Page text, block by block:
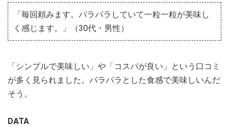
「毎回頼みます。パラパラしていて一粒一粒が美味し
く感じます。」（30代・男性）
「シンプルで美味しい」や「コスパが良い」という口コミ
が多く見られました。パラパラとした食感で美味しいんだ
そう。
DATA